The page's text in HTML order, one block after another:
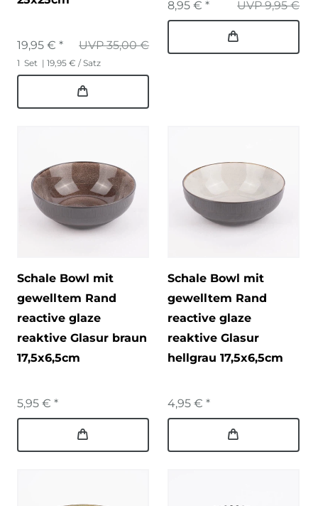
UVP 35,00 €
19,95 € *
1 Set | 19,95 € / Satz
UVP 9,95 €
8,95 € *
Schale Bowl mit
gewelltem Rand
reactive glaze
reaktive Glasur braun
17,5x6,5cm
5,95 € *
Schale Bowl mit
gewelltem Rand
reactive glaze
reaktive Glasur
hellgrau 17,5x6,5cm
4,95 € *